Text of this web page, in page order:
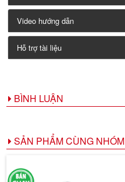
Video hướng dẫn
Hỗ trợ tài liệu
BÌNH LUẬN
SẢN PHẨM CÙNG NHÓM